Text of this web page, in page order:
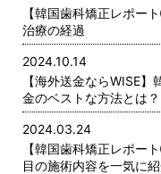
【韓国歯科矯正レポ
治療の経過
2024.10.14
【海外送金ならWISE
金のベストな方法とは？
2024.03.24
【韓国歯科矯正レポ
目の施術内容を一気に紹